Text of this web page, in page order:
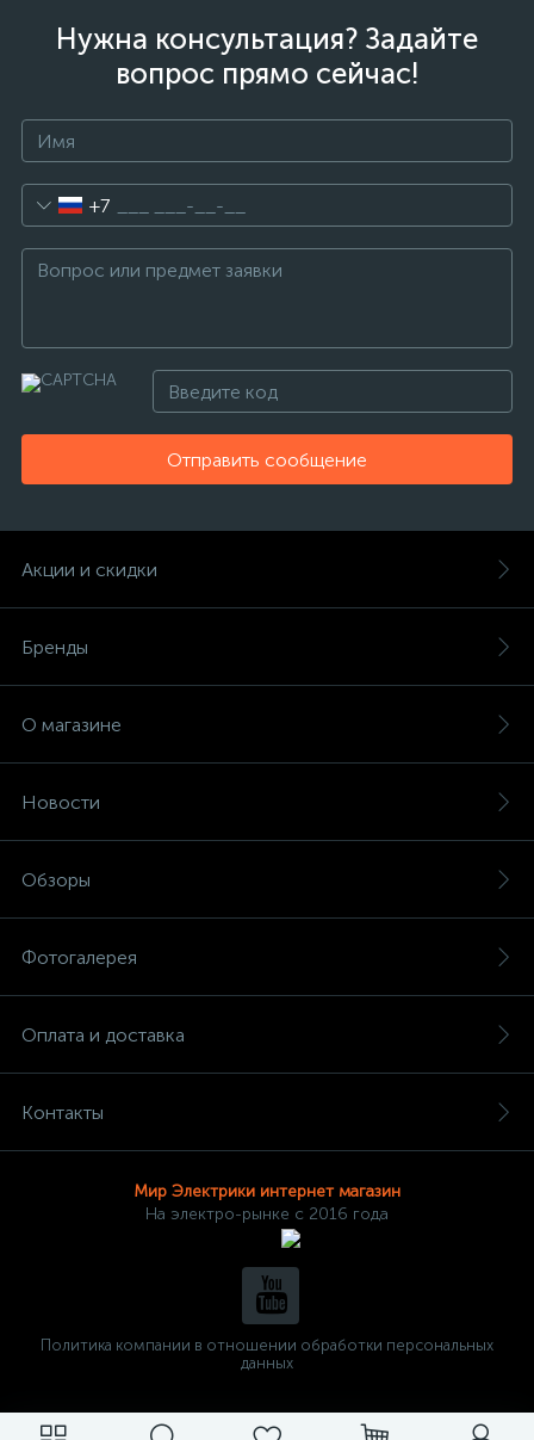
Нужна консультация? Задайте
вопрос прямо сейчас!
+7
Отправить сообщение
Акции и скидки
Бренды
О магазине
Новости
Обзоры
Фотогалерея
Оплата и доставка
Контакты
Мир Электрики интернет магазин
На электро-рынке с 2016 года
Политика компании в отношении обработки персональных
данных